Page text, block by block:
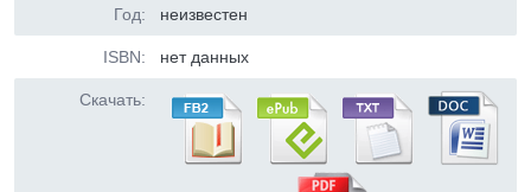
Год: неизвестен
ISBN: нет данных
Скачать: